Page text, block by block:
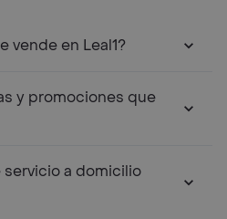
vende en Leal1?
y promociones que
servicio a domicilio